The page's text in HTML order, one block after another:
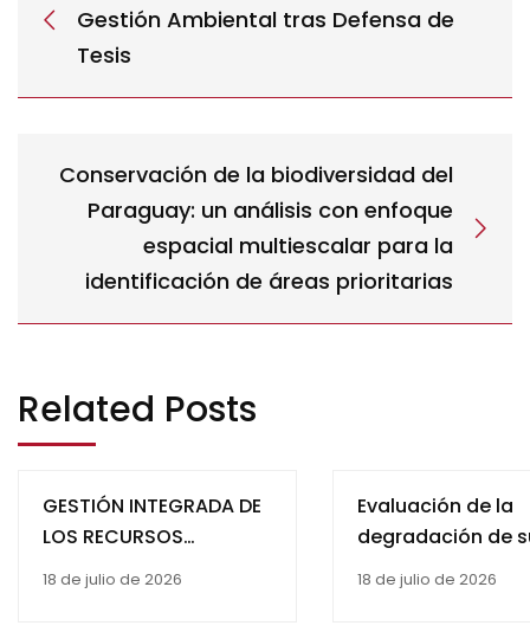
Gestión Ambiental tras Defensa de
Tesis
Conservación de la biodiversidad del
Paraguay: un análisis con enfoque
espacial multiescalar para la
identificación de áreas prioritarias
Related Posts
GESTIÓN INTEGRADA DE
LOS RECURSOS
HÍDRICOS EN OBLIGADO
18 de julio de 2026
Evaluación de la
degradación de
por erosión
18 de julio de 2026